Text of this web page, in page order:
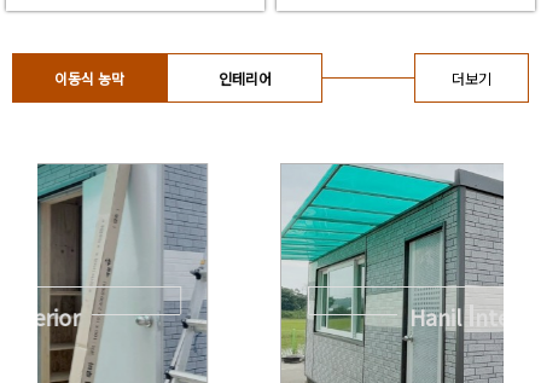
이동식 농막 인테리어 더보기
Hanil nterior